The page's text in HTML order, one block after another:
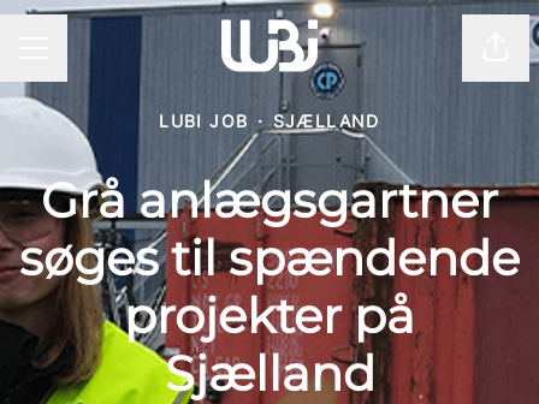
KARRIEREMENU Del
LUBI JOB · SJÆLLAND
Grå anlægsgartner
søges til spændende
projekter på
Sjælland